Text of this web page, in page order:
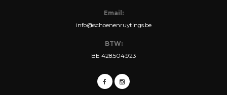
Email:
info@schoenenruytings.be
BTW:
BE 428.504.923